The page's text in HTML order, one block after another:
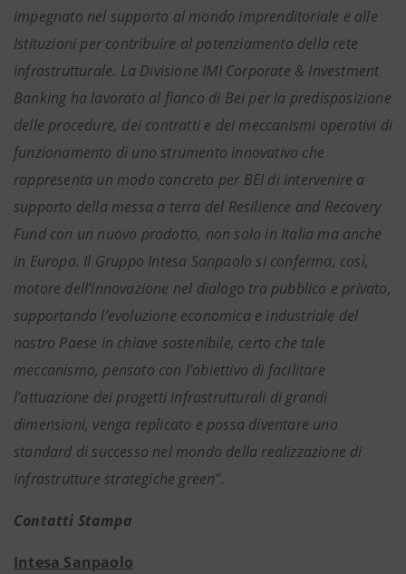
impegnato nel supporto al mondo imprenditoriale e alle
Istituzioni per contribuire al potenziamento della rete
infrastrutturale. La Divisione IMI Corporate & Investment
Banking ha lavorato al fianco di Bei per la predisposizione
delle procedure, dei contratti e dei meccanismi operativi di
funzionamento di uno strumento innovativo che
rappresenta un modo concreto per BEI di intervenire a
supporto della messa a terra del Resilience and Recovery
Fund con un nuovo prodotto, non solo in Italia ma anche
in Europa. Il Gruppo Intesa Sanpaolo si conferma, così,
motore dell’innovazione nel dialogo tra pubblico e privato,
supportando l’evoluzione economica e industriale del
nostro Paese in chiave sostenibile, certo che tale
meccanismo, pensato con l’obiettivo di facilitare
l’attuazione dei progetti infrastrutturali di grandi
dimensioni, venga replicato e possa diventare uno
standard di successo nel mondo della realizzazione di
infrastrutture strategiche green”.
Contatti Stampa
Intesa Sanpaolo